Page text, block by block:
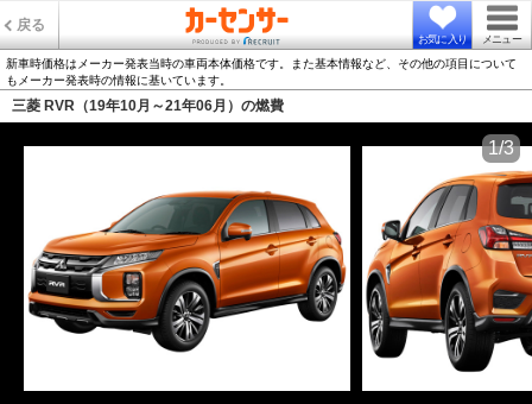
戻る
お気に入り メニュー
新車時価格はメーカー発表当時の車両本体価格です。また基本情報など、その他の項目について
もメーカー発表時の情報に基いています。
三菱 RVR（19年10月～21年06月）の燃費
1/3